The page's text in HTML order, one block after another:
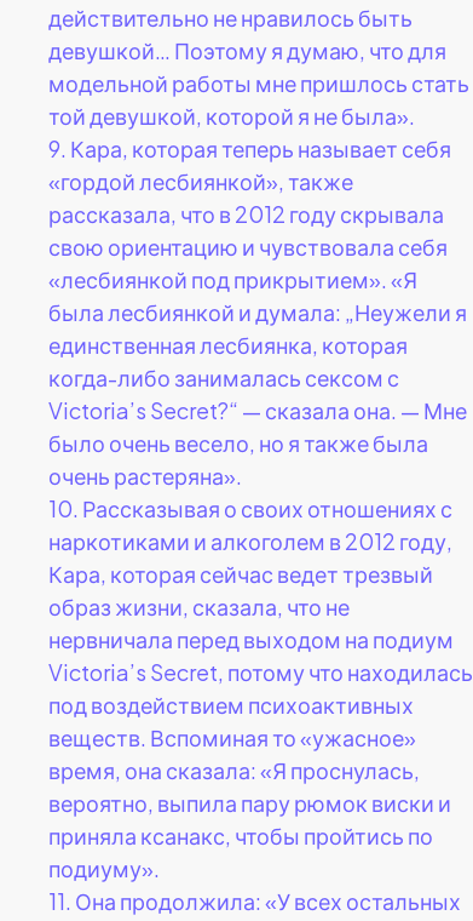
действительно не нравилось быть
девушкой… Поэтому я думаю, что для
модельной работы мне пришлось стать
той девушкой, которой я не была».
9. Кара, которая теперь называет себя
«гордой лесбиянкой», также
рассказала, что в 2012 году скрывала
свою ориентацию и чувствовала себя
«лесбиянкой под прикрытием». «Я
была лесбиянкой и думала: „Неужели я
единственная лесбиянка, которая
когда-либо занималась сексом с
Victoria’s Secret?“ — сказала она. — Мне
было очень весело, но я также была
очень растеряна».
10. Рассказывая о своих отношениях с
наркотиками и алкоголем в 2012 году,
Кара, которая сейчас ведет трезвый
образ жизни, сказала, что не
нервничала перед выходом на подиум
Victoria’s Secret, потому что находилась
под воздействием психоактивных
веществ. Вспоминая то «ужасное»
время, она сказала: «Я проснулась,
вероятно, выпила пару рюмок виски и
приняла ксанакс, чтобы пройтись по
подиуму».
11. Она продолжила: «У всех остальных